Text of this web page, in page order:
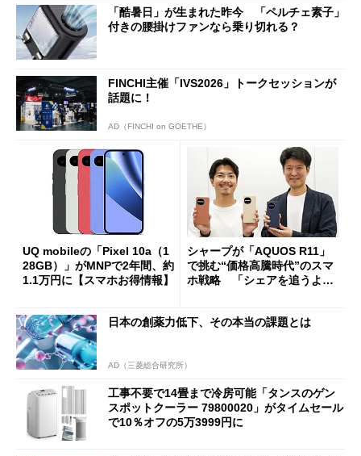
「酷暑日」が生まれた昨今 「ペルチェ素子」
付きの腰掛けファンなら乗り切れる？
FINCHI主催「IVS2026」トークセッションが
話題に！
AD（FINCHI on GOETHE）
UQ mobileの「Pixel 10a（1
28GB）」がMNPで2年間、約
1.1万円に【スマホお得情報】
シャープが「AQUOS R11」
で挑む“価格高騰時代”のスマ
ホ戦略 「シェアを追うより
日本の創薬力低下、その本当の課題とは
AD（三菱総合研究所）
工事不要で14畳まで冷房可能「タンスのゲン
スポットクーラー 79800020」がタイムセール
で10％オフの5万3999円に